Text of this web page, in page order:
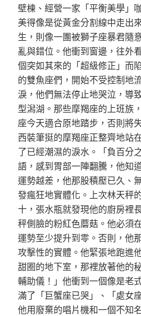
壁棟、經營一家「平衡美學」
美得像是從黃金分割線中走出
生，則像一團被獅子座暴君隨
亂與錯位。他衝到窗邊，往外
個突如其來的「超級修正」而
的雙魚座們，開始不受控制地
淚，他們無法停止地哭泣，導
型潟湖。那些摩羯座的上班族
座今天適合原地踏步，否則將
西裝筆挺的摩羯座正整齊地站
了已經潮濕的淚水。「負百分
語，感到胃部一陣翻騰，他知
運勢越差，他那股積壓已久、
發瘋狂地實體化。上次林天秤
十，張水瓶就發現他的廚房裡
秤側臉的粉紅色蘑菇。他必須
運勢至少提升到零。否則，他
攻擊性的實體。他緊張地跑進
甜圈的地下室，那裡放著他的
輔助儀！」他衝到一個像是老
滿了「巨蟹座已哭」、「處女
他用廢棄的唱片機和一個不知